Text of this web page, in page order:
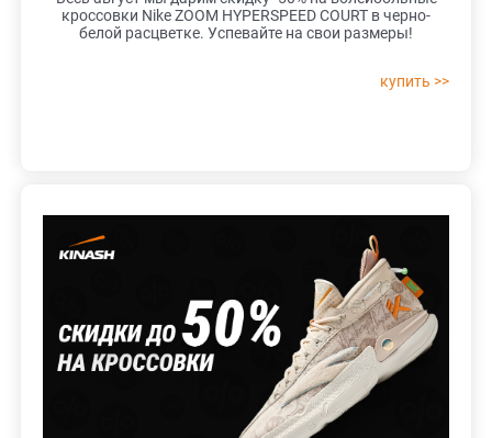
кроссовки Nike ZOOM HYPERSPEED COURT в черно-
белой расцветке. Успевайте на свои размеры!
купить >>